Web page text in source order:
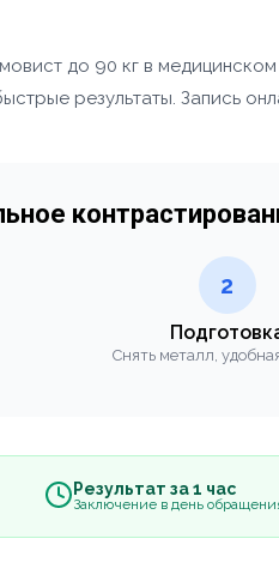
до 90 кг в
результаты. Запись
2
Снять металл,
Результат за 1 час
Заключение в день